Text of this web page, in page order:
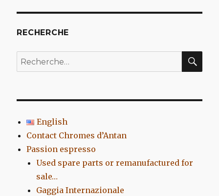
RECHERCHE
Recherche
pour
English
Contact Chromes d’Antan
Passion espresso
Used spare parts or remanufactured for
sale…
Gaggia Internazionale